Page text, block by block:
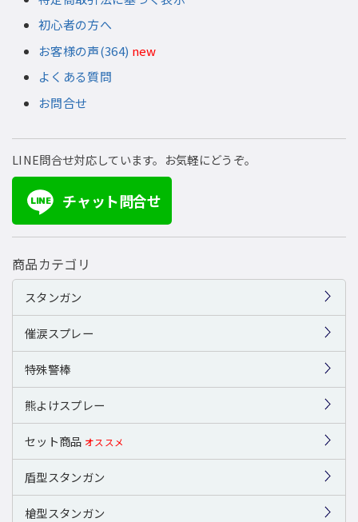
初心者の方へ
お客様の声(364) new
よくある質問
お問合せ
LINE問合せ対応しています。お気軽にどうぞ。
LINE チャット問合せ
商品カテゴリ
スタンガン
催涙スプレー
特殊警棒
熊よけスプレー
セット商品 オススメ
盾型スタンガン
槍型スタンガン